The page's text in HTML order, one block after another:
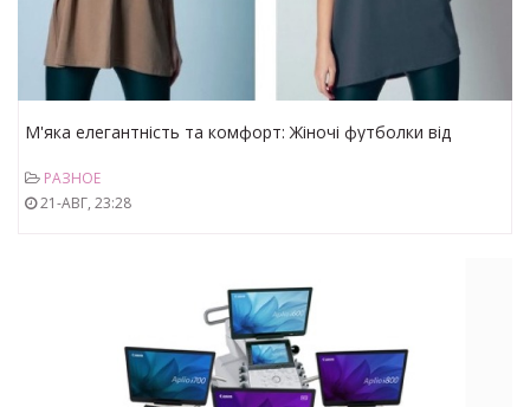
М'яка елегантність та комфорт: Жіночі футболки від
РАЗНОЕ
21-АВГ, 23:28